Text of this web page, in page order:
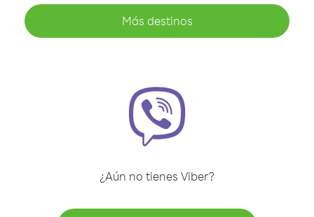
Más destinos
¿Aún no tienes Viber?